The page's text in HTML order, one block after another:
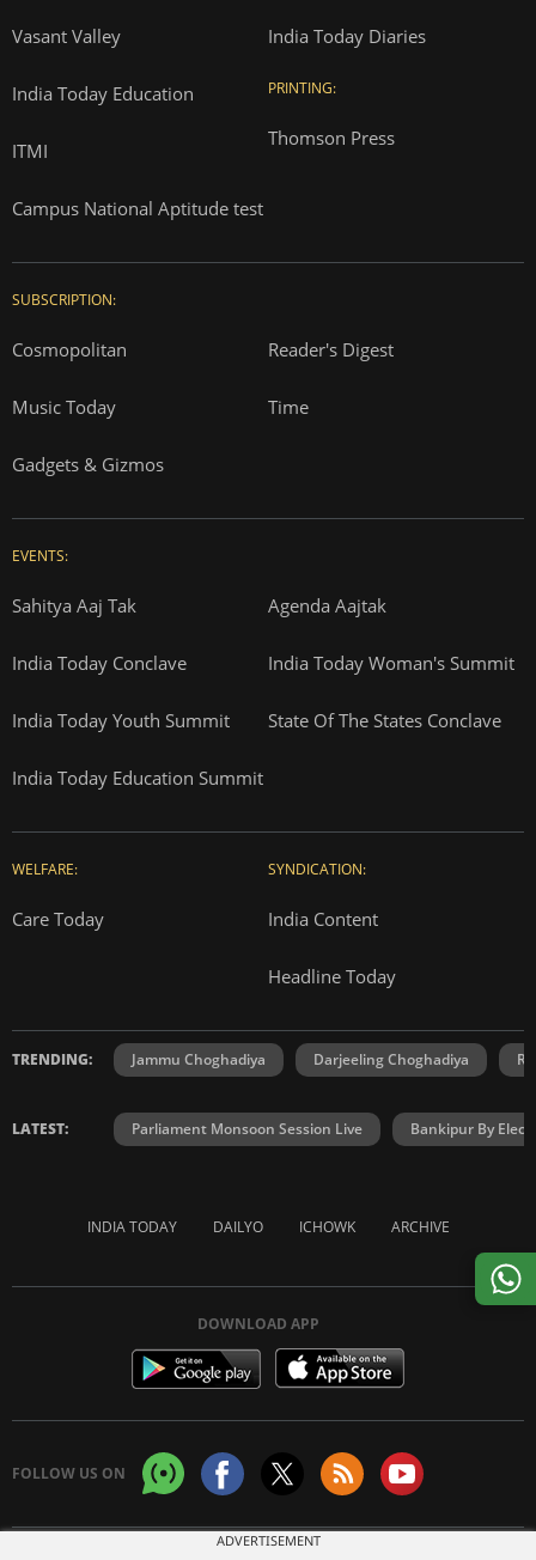
Vasant Valley
India Today Education
ITMI
Campus National Aptitude test
India Today Diaries
PRINTING:
Thomson Press
SUBSCRIPTION:
Cosmopolitan Reader's Digest
Music Today Time
Gadgets & Gizmos
EVENTS:
Sahitya Aaj Tak Agenda Aajtak
India Today Conclave India Today Woman's Summit
India Today Youth Summit State Of The States Conclave
India Today Education Summit
WELFARE:
Care Today
SYNDICATION:
India Content
Headline Today
TRENDING: Jammu Choghadiya Darjeeling Choghadiya
LATEST: Parliament Monsoon Session Live Bankipur By
INDIA TODAY DAILYO ICHOWK ARCHIVE
DOWNLOAD APP
FOLLOW US ON
ADVERTISEMENT